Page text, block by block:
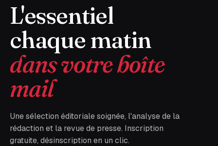
L'essentiel
chaque matin
dans votre boîte
mail
Une sélection éditoriale soignée, l'analyse de la
rédaction et la revue de presse. Inscription
gratuite, désinscription en un clic.